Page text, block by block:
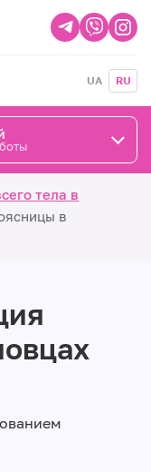
UA RU
тела в
в